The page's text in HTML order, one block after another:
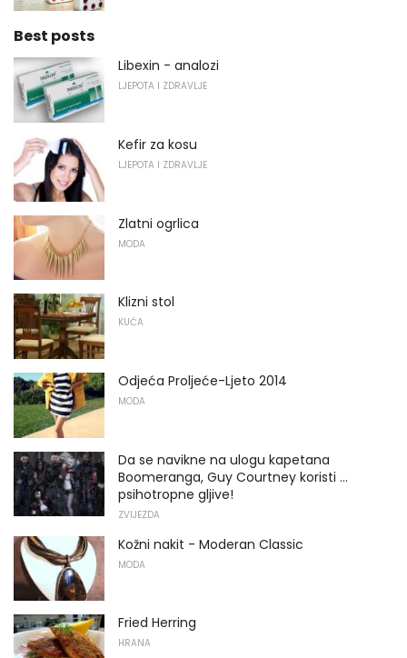
Best posts
Libexin - analozi
LJEPOTA I ZDRAVLJE
Kefir za kosu
LJEPOTA I ZDRAVLJE
Zlatni ogrlica
MODA
Klizni stol
KUĆA
Odjeća Proljeće-Ljeto 2014
MODA
Da se navikne na ulogu kapetana
Boomeranga, Guy Courtney koristi ...
psihotropne gljive!
ZVIJEZDA
Kožni nakit - Moderan Classic
MODA
Fried Herring
HRANA